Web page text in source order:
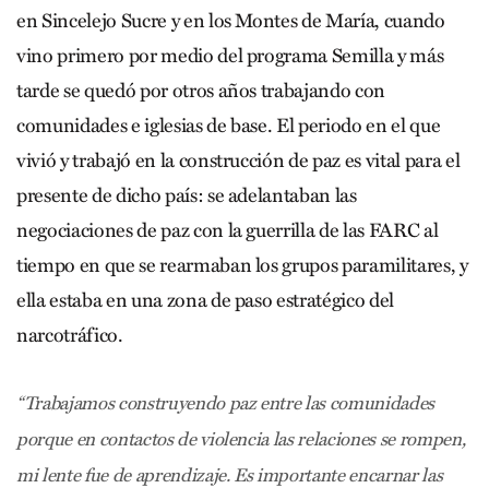
en Sincelejo Sucre y en los Montes de María, cuando
vino primero por medio del programa Semilla y más
tarde se quedó por otros años trabajando con
comunidades e iglesias de base. El periodo en el que
vivió y trabajó en la construcción de paz es vital para el
presente de dicho país: se adelantaban las
negociaciones de paz con la guerrilla de las FARC al
tiempo en que se rearmaban los grupos paramilitares, y
ella estaba en una zona de paso estratégico del
narcotráfico.
“Trabajamos construyendo paz entre las comunidades
porque en contactos de violencia las relaciones se rompen,
mi lente fue de aprendizaje. Es importante encarnar las